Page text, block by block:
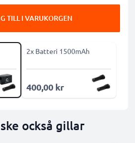
TILL I VARUKORGEN
2x Batteri 1500mAh
400,00 kr
också gillar